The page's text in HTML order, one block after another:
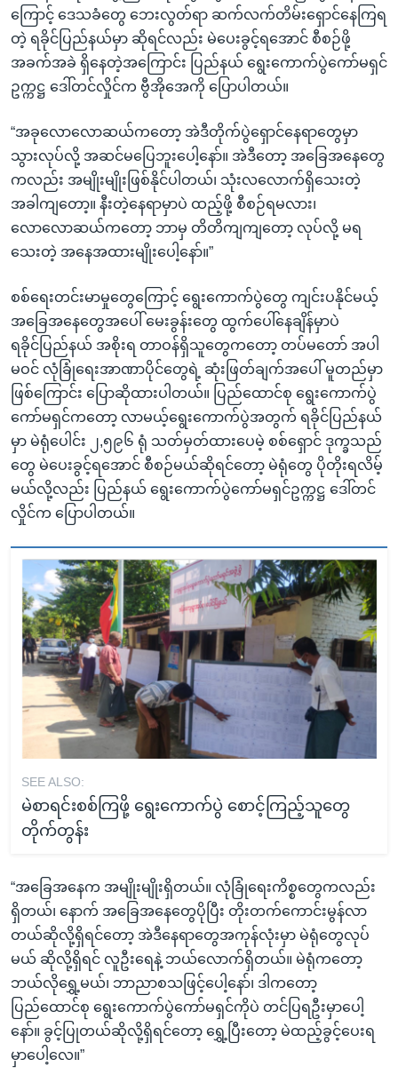
ကြောင့် ဒေသခံတွေ ဘေးလွတ်ရာ ဆက်လက်တိမ်းရှောင်နေကြရ
တဲ့ ရခိုင်ပြည်နယ်မှာ ဆိုရင်လည်း မဲပေးခွင့်ရအောင် စီစဉ်ဖို့
အခက်အခဲ ရှိနေတဲ့အကြောင်း ပြည်နယ် ရွေးကောက်ပွဲကော်မရှင်
ဥက္ကဋ္ဌ ဒေါ်တင်လှိုင်က ဗွီအိုအေကို ပြောပါတယ်။
“အခုလောလောဆယ်ကတော့ အဲဒီတိုက်ပွဲရှောင်နေရာတွေမှာ
သွားလုပ်လို့ အဆင်မပြေဘူးပေါ့နော်။ အဲဒီတော့ အခြေအနေတွေ
ကလည်း အမျိုးမျိုးဖြစ်နိုင်ပါတယ်၊ သုံးလလောက်ရှိသေးတဲ့
အခါကျတော့။ နီးတဲ့နေရာမှာပဲ ထည့်ဖို့ စီစဉ်ရမလား၊
လောလောဆယ်ကတော့ ဘာမှ တိတိကျကျတော့ လုပ်လို့ မရ
သေးတဲ့ အနေအထားမျိုးပေါ့နော်။”
စစ်ရေးတင်းမာမှုတွေကြောင့် ရွေးကောက်ပွဲတွေ ကျင်းပနိုင်မယ့်
အခြေအနေတွေအပေါ် မေးခွန်းတွေ ထွက်ပေါ်နေချိန်မှာပဲ
ရခိုင်ပြည်နယ် အစိုးရ တာဝန်ရှိသူတွေကတော့ တပ်မတော် အပါ
မဝင် လုံခြုံရေးအာဏာပိုင်တွေရဲ့ ဆုံးဖြတ်ချက်အပေါ် မူတည်မှာ
ဖြစ်ကြောင်း ပြောဆိုထားပါတယ်။ ပြည်ထောင်စု ရွေးကောက်ပွဲ
ကော်မရှင်ကတော့ လာမယ့်ရွေးကောက်ပွဲအတွက် ရခိုင်ပြည်နယ်
မှာ မဲရုံပေါင်း ၂,၅၉၆ ရုံ သတ်မှတ်ထားပေမဲ့ စစ်ရှောင် ဒုက္ခသည်
တွေ မဲပေးခွင့်ရအောင် စီစဉ်မယ်ဆိုရင်တော့ မဲရုံတွေ ပိုတိုးရလိမ့်
မယ်လို့လည်း ပြည်နယ် ရွေးကောက်ပွဲကော်မရှင်ဥက္ကဋ္ဌ ဒေါ်တင်
လှိုင်က ပြောပါတယ်။
SEE ALSO:
မဲစာရင်းစစ်ကြဖို့ ရွေးကောက်ပွဲ စောင့်ကြည့်သူတွေ
တိုက်တွန်း
“အခြေအနေက အမျိုးမျိုးရှိတယ်။ လုံခြုံရေးကိစ္စတွေကလည်း
ရှိတယ်၊ နောက် အခြေအနေတွေပိုပြီး တိုးတက်ကောင်းမွန်လာ
တယ်ဆိုလို့ရှိရင်တော့ အဲဒီနေရာတွေအကုန်လုံးမှာ မဲရုံတွေလုပ်
မယ် ဆိုလို့ရှိရင် လူဦးရေနဲ့ ဘယ်လောက်ရှိတယ်။ မဲရုံကတော့
ဘယ်လိုရွှေ့မယ်၊ ဘာညာစသဖြင့်ပေါ့နော်၊ ဒါကတော့
ပြည်ထောင်စု ရွေးကောက်ပွဲကော်မရှင်ကိုပဲ တင်ပြရဦးမှာပေါ့
နော်။ ခွင့်ပြုတယ်ဆိုလို့ရှိရင်တော့ ရွှေ့ပြီးတော့ မဲထည့်ခွင့်ပေးရ
မှာပေါ့လေ။”